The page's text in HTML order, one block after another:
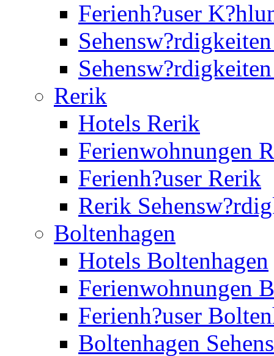
Ferienh?user
Rerik
Hotels Rerik
Ferienwohnungen
Ferienh?user Rerik
Rerik
Boltenhagen
Hotels Boltenhagen
Ferienwohnungen
Ferienh?user
Boltenhagen